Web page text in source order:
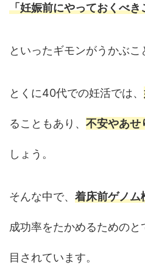
「妊娠前にやっておくべき
といったギモンがうかぶこ
とくに40代での妊活では、
ることもあり、 不安やあせ
しょう。
そんな中で、 着床前ゲノム
成功率をたかめるための
目されています。